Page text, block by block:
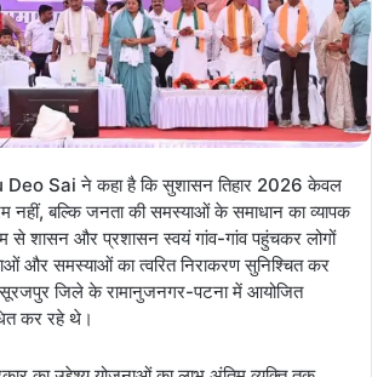
Deo Sai ने कहा है कि सुशासन तिहार 2026 केवल
नहीं, बल्कि जनता की समस्याओं के समाधान का व्यापक
से शासन और प्रशासन स्वयं गांव-गांव पहुंचकर लोगों
और समस्याओं का त्वरित निराकरण सुनिश्चित कर
जिले के रामानुजनगर-पटना में आयोजित
कर रहे थे।